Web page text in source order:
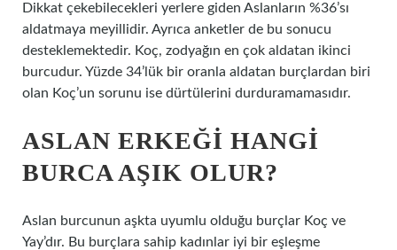
Dikkat çekebilecekleri yerlere giden Aslanların %36’sı
aldatmaya meyillidir. Ayrıca anketler de bu sonucu
desteklemektedir. Koç, zodyağın en çok aldatan ikinci
burcudur. Yüzde 34’lük bir oranla aldatan burçlardan biri
olan Koç’un sorunu ise dürtülerini durduramamasıdır.
ASLAN ERKEĞI HANGI
BURCA AŞIK OLUR?
Aslan burcunun aşkta uyumlu olduğu burçlar Koç ve
Yay’dır. Bu burçlara sahip kadınlar iyi bir eşleşme